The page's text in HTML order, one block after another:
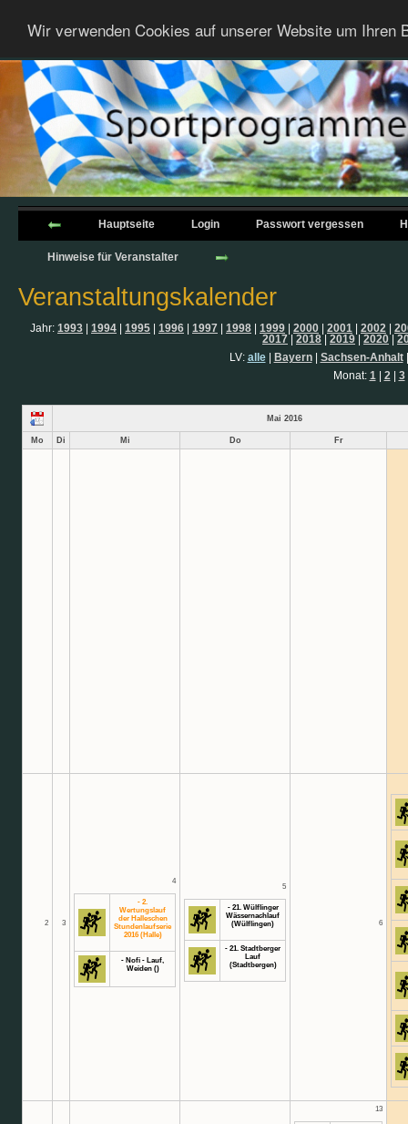
Wir verwenden Cookies auf unserer Website um
Hauptseite Login Passwort vergessen
Hinweise für Veranstalter
Veranstaltungskalender
Jahr: 1993 1994 1995 1996 1997 1998 1999 2000 2001 2002
2017
2018 2019 2020
LV: alle| Bayern| Sachsen-Anhalt
Monat: 1 2 3
Mai 2016
Mo Di Mi Do Fr
2 3
4
- 2.
Wertungslauf
der Halleschen
Stundenlaufserie
2016 (Halle)
- Nofi - Lauf,
Weiden ()
5
- 21. Wülflinger
Wässernachlauf
(Wülflingen)
- 21. Stadtberger
Lauf
(Stadtbergen)
6
13